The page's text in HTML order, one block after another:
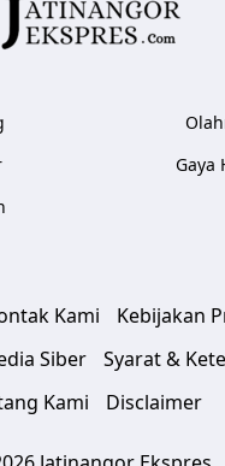
Gaya
Kami
Kebijakan
Siber
Syarat &
Kami
Disclaimer